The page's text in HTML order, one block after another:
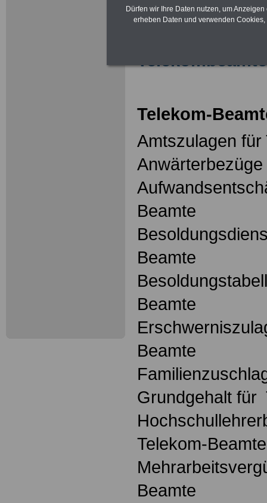
Telekom-
Amtszulagen für
Beamte
Beamte
Beamte
Beamte
Grundgehalt für
Telekom-Beamte
Beamte
Dürfen wir Ihre Daten nutzen, um
erheben Daten und verwenden